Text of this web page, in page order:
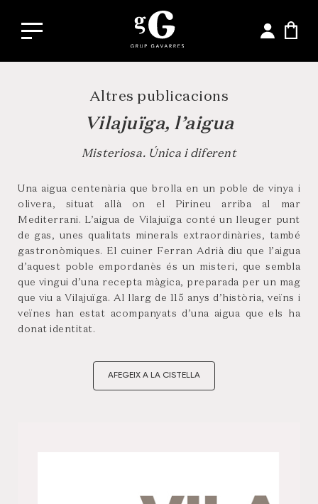
Altres publicacions
Vilajuïga, l’aigua
Misteriosa. Única i diferent
Una aigua centenària que brolla en un poble de vinya i
olivera, situat allà on el Pirineu arriba al mar
Mediterrani. L’aigua de Vilajuïga conté un lleuger punt
de gas, unes qualitats minerals extraordinàries, també
gastronòmiques. El cuiner Ferran Adrià diu que l’aigua
d’aquest poble empordanès és un misteri, que sembla
que vingui d’una recepta màgica, preparada per un mag
que viu a Vilajuïga. Al llarg de 115 anys d’història, veïns i
veïnes han estat acompanyats d’una aigua que els ha
donat identitat.
AFEGEIX A LA CISTELLA